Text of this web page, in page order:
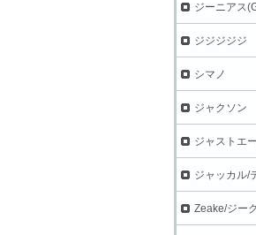
ジーニアス
ジジジジジ
シマノ
ジャクソン
ジャストエ
ジャッカル/
Zeake/ジーク